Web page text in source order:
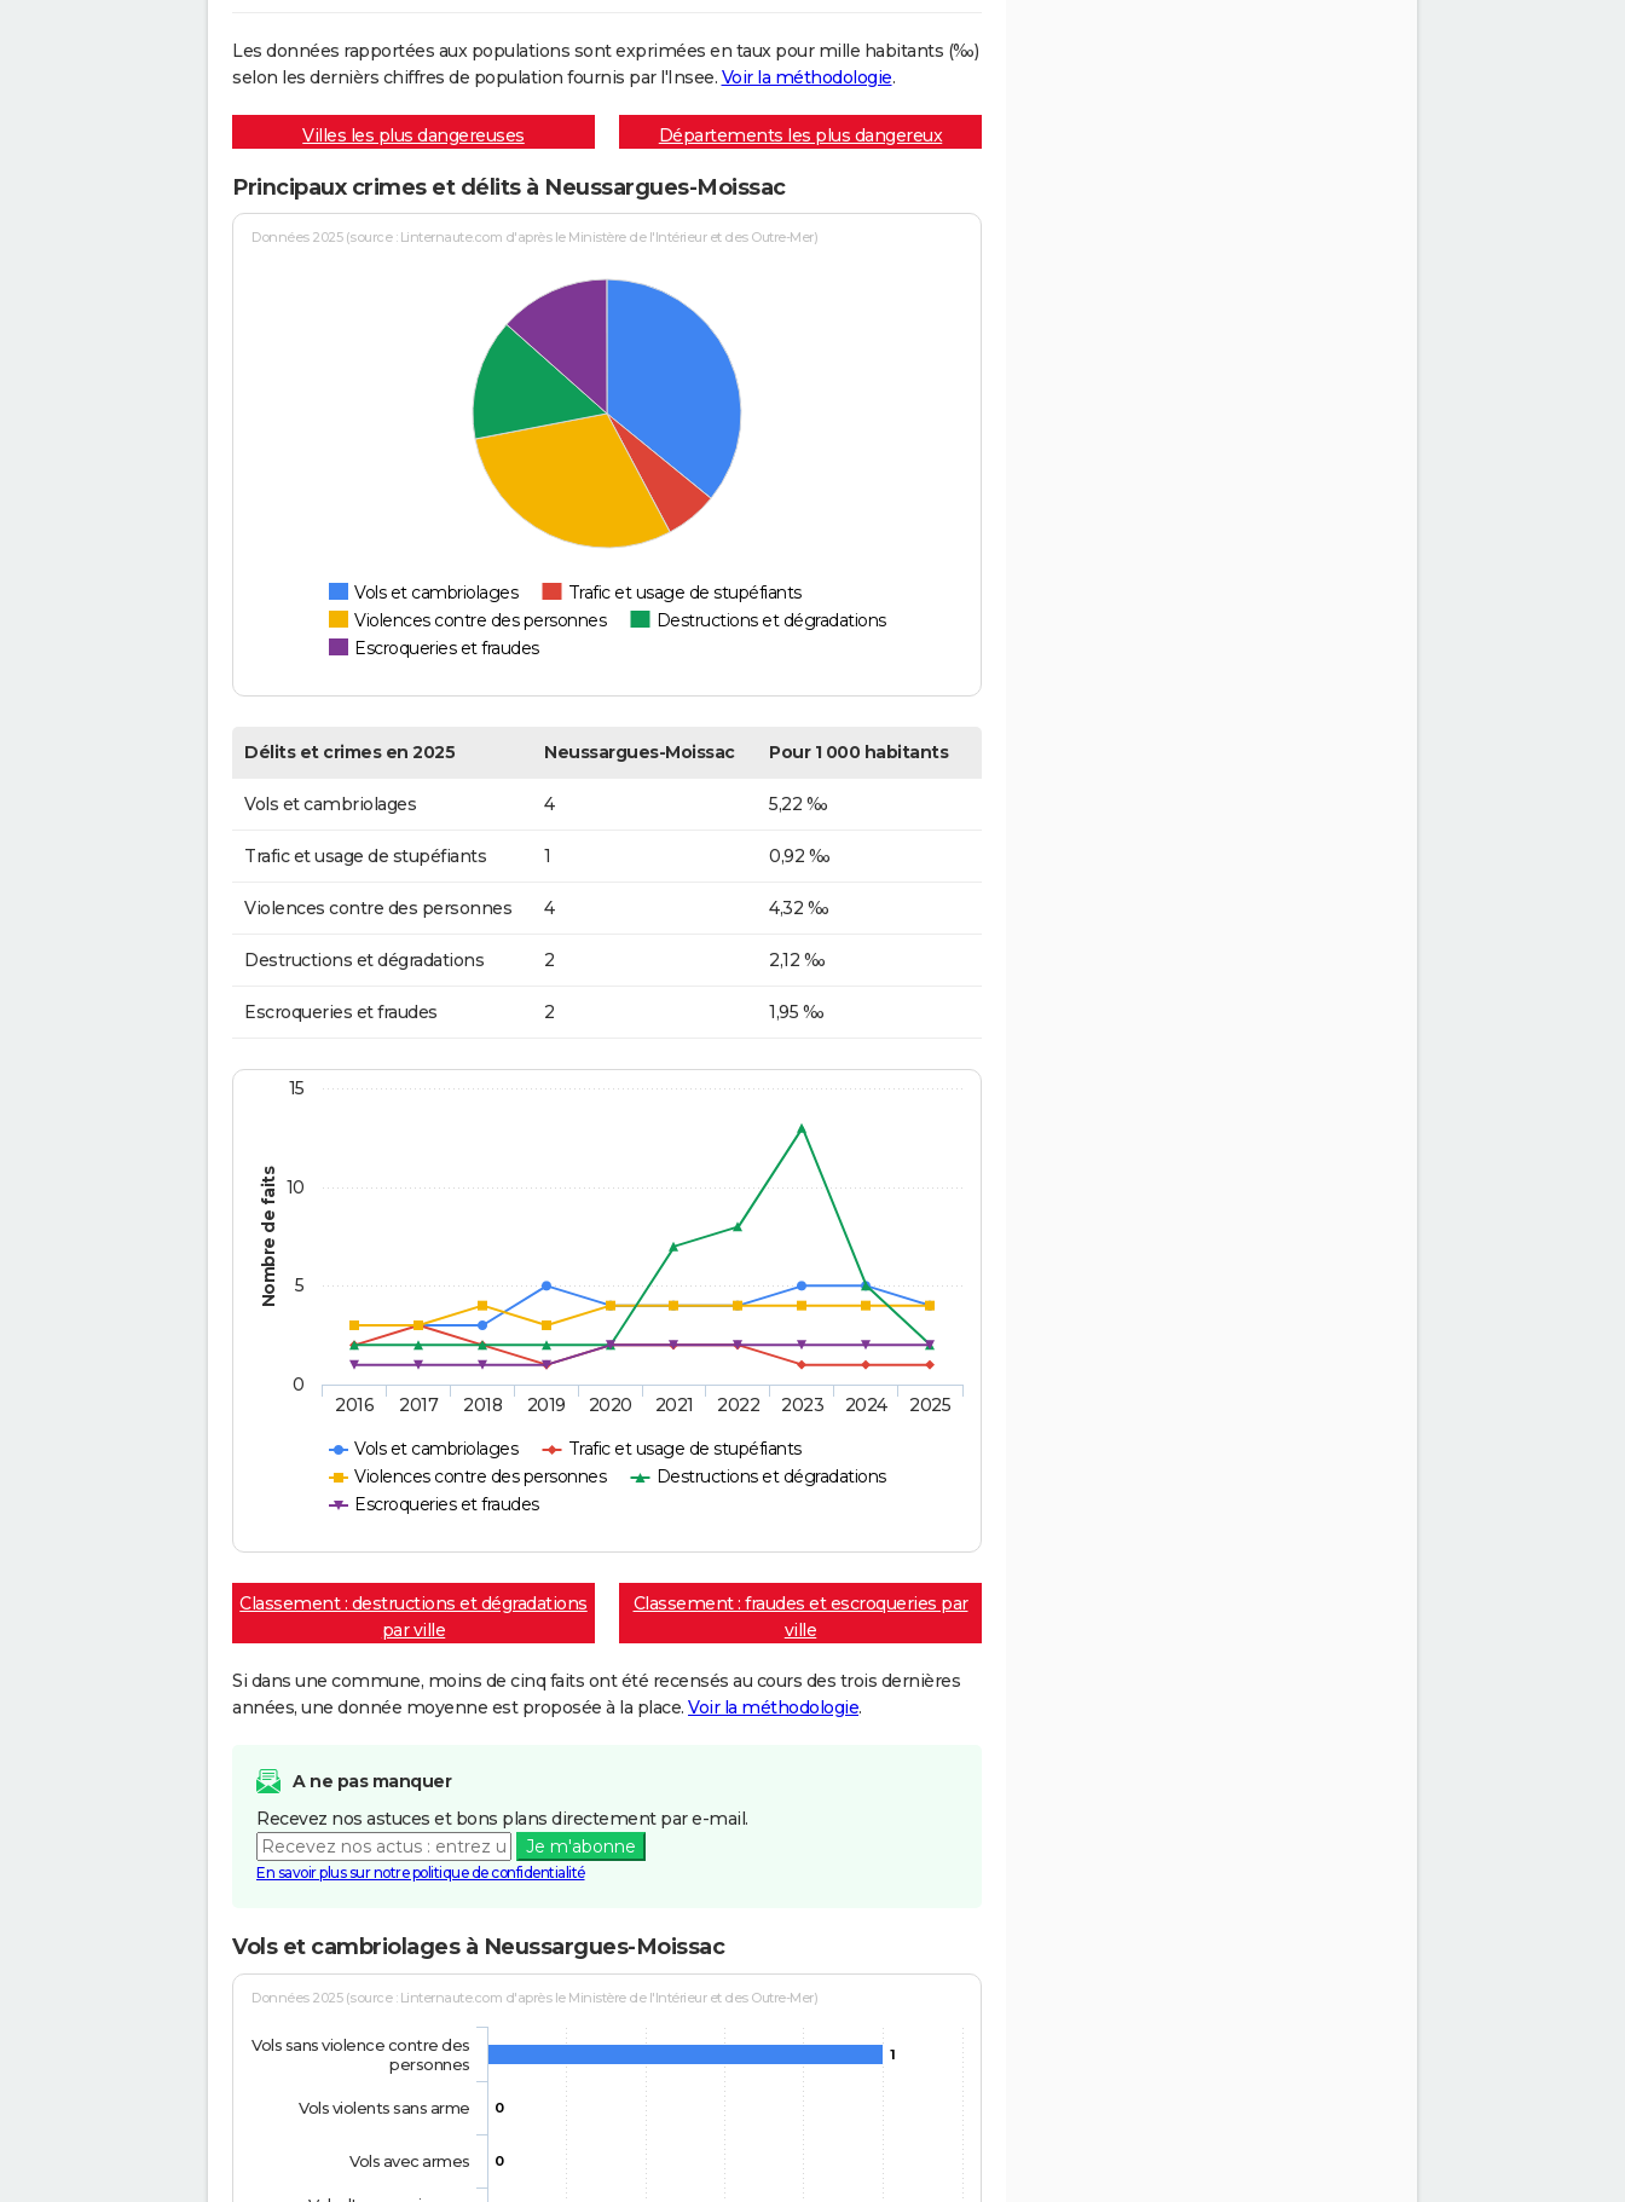
Les données rapportées aux populations sont exprimées en taux pour mille habitants (‰)
selon les dernièrs chiffres de population fournis par l'Insee. Voir la méthodologie.
Villes les plus dangereuses Départements les plus dangereux
Principaux crimes et délits à Neussargues-Moissac
Données 2025 (source : Linternaute.com d'après le Ministère de l'Intérieur et des Outre-Mer)
Vols et cambriolages
Trafic et usage de stupéfiants
Violences contre des personnes
Destructions et dégradations
Escroqueries et fraudes
Délits et crimes en 2025 Neussargues-Moissac Pour 1 000 habitants
Vols et cambriolages 4 5,22 ‰
Trafic et usage de stupéfiants 1 0,92 ‰
Violences contre des personnes 4 4,32 ‰
Destructions et dégradations 2 2,12 ‰
Escroqueries et fraudes 2 1,95 ‰
Nombre de faits
Vols et cambriolages
Trafic et usage de stupéfiants
Violences contre des personnes
Destructions et dégradations
Escroqueries et fraudes
2016 2017 2018 2019 2020 2021 2022 2023 2024 2025
0
5
10
15
Classement : destructions et dégradations
par ville
Classement : fraudes et escroqueries par
ville
Si dans une commune, moins de cinq faits ont été recensés au cours des trois dernières
années, une donnée moyenne est proposée à la place. Voir la méthodologie.
A ne pas manquer
Recevez nos astuces et bons plans directement par e-mail.
Je m'abonne
En savoir plus sur notre politique de confidentialité
Vols et cambriolages à Neussargues-Moissac
Données 2025 (source : Linternaute.com d'après le Ministère de l'Intérieur et des Outre-Mer)
1
0
0
Vols sans violence contre des
personnes
Vols violents sans arme
Vols avec armes